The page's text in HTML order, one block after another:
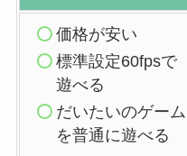
価格が安い
標準設定60fpsで
遊べる
だいたいのゲーム
を普通に遊べる